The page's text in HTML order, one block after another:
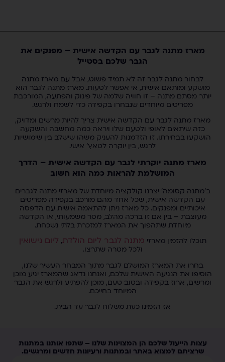
מארז מתנה לגבר עם הקדשה אישית – מפנקים את
הגבר שלכם בסטייל
לבחור מתנה לגבר זה לא תמיד פשוט, אבל עם מארז מתנה
מושקע ומותאם אישית, אי אפשר לטעות. מארז מתנה לגבר הוא
יותר מסתם מתנה – זו חוויה שלמה של פינוק והפתעה, המורכבת
מפריטים מיוחדים שנבחרו בקפידה כדי לשמח ולרגש.
מארז מתנה לגבר עם הקדשה אישית צריך להיות מרשים ומדויק,
כזה שיתאים לאופי ולטעם שלו ויראה כמה מחשבה והשקעה
הושקעו בבחירתו. זו הזדמנות להעניק משהו שישלב בין שימושיות
לרגש, בין יוקרה לטאץ' אישי.
מארז מתנה יוקרתי לגבר עם הקדשה אישית – הדרך
המושלמת להראות כמה הוא חשוב
ב'מתנה קסומה' יצרנו קולקציה מיוחדת של מארזי מתנה לגברים
עם הקדשה אישית, שכל אחד מהם מורכב בקפידה מפריטים
איכותיים ומפנקים. כל מארז ניתן להתאמה אישית עם הדפסה
מעוצבת – בין אם זו ברכה מהלב, מסר משמעותי, או הקדשה
מיוחדת שתהפוך את המארז למזכרת בלתי נשכחת.
תוכלו להזמין מארזי מתנה לגבר ליום הולדת, ליום נישואין
ולכל מטרה שתרצו.
בחרו את המארז המושלם לגבר מתוך המבחר העשיר שלנו,
הוסיפו את הנגיעה האישית שלכם, ואנחנו נדאג שהמארז יגיע מוכן
ומרשים, ארוז בקפידה ובטוב טעם, מוכן להפתיע ולרגש את הגבר
המיוחד בחייכם.
אז הזמינו כעת משלוח לגבר עד הבית.
עצות הייעול שלכם הן המצוינות שלנו – שתפו אותנו במתנות
שרציתם למצוא באתר ובמתנות ורעיונות חדשים ומרגשים.